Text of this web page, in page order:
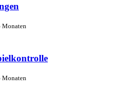
Monaten
Monaten